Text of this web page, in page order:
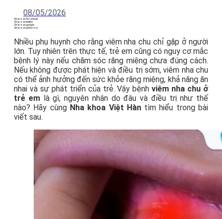
08/05/2026
Share on facebook
Share on twitter
Share on google
Share on pinterest
Nhiều phụ huynh cho rằng viêm nha chu chỉ gặp ở người
lớn. Tuy nhiên trên thực tế, trẻ em cũng có nguy cơ mắc
bệnh lý này nếu chăm sóc răng miệng chưa đúng cách.
Nếu không được phát hiện và điều trị sớm, viêm nha chu
có thể ảnh hưởng đến sức khỏe răng miệng, khả năng ăn
nhai và sự phát triển của trẻ. Vậy bệnh viêm nha chu ở
trẻ emlà gì, nguyên nhân do đâu và điều trị như thế
nào? Hãy cùng Nha khoa Việt Hàntìm hiểu trong bài
viết sau.